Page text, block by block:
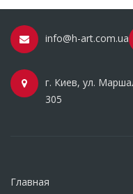
info@h-art.com.ua
г. Киев, ул.
305
Главная